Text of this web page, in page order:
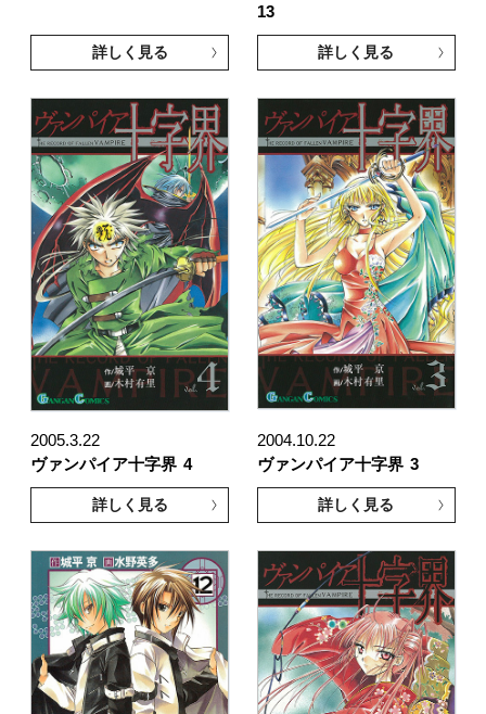
詳しく見る
13
詳しく見る
2005.3.22
ヴァンパイア十字界 4
詳しく見る
2004.10.22
ヴァンパイア十字界 3
詳しく見る